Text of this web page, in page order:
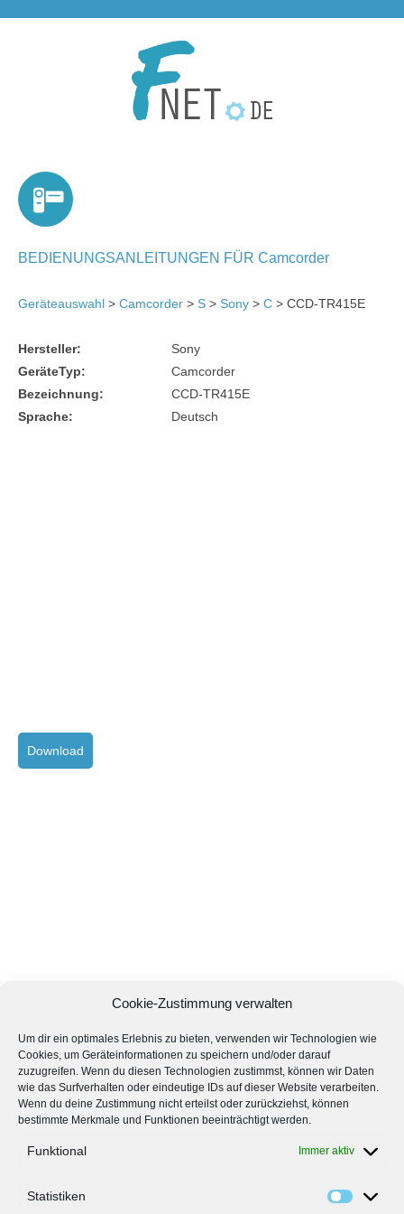
Cookie-Zustimmung verwalten
Um dir ein optimales Erlebnis zu bieten, verwenden wir Technologien wie
Cookies, um Geräteinformationen zu speichern und/oder darauf
zuzugreifen. Wenn du diesen Technologien zustimmst, können wir Daten
wie das Surfverhalten oder eindeutige IDs auf dieser Website verarbeiten.
Wenn du deine Zustimmung nicht erteilst oder zurückziehst, können
bestimmte Merkmale und Funktionen beeinträchtigt werden.
Funktional Immer aktiv
Statistiken
BEDIENUNGSANLEITUNGEN FÜR Camcorder
Geräteauswahl > Camcorder > S > Sony > C > CCD-TR415E
Hersteller:
Sony
GeräteTyp:
Camcorder
Bezeichnung:
CCD-TR415E
Sprache:
Deutsch
Download